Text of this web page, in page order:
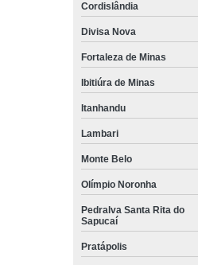
Cordislândia
Divisa Nova
Fortaleza de Minas
Ibitiúra de Minas
Itanhandu
Lambari
Monte Belo
Olímpio Noronha
Pedralva Santa Rita do
Sapucaí
Pratápolis